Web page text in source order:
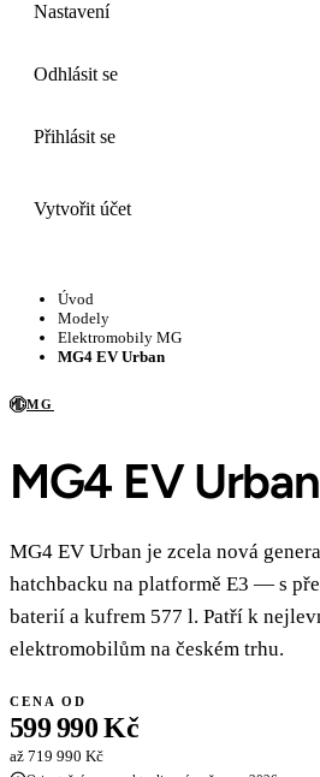
Nastavení
Odhlásit se
Přihlásit se
Vytvořit účet
Úvod
Modely
Elektromobily MG
MG4 EV Urban
MG
MG4 EV Urban
MG4 EV Urban je zcela nová
hatchbacku na platformě E3 — s
baterií a kufrem 577 l. Patří k
elektromobilům na českém trhu.
CENA OD
599 990 Kč
až 719 990 Kč